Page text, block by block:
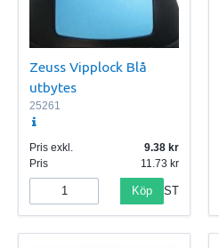
Zeuss Vipplock Blå
utbytes
25261
Pris exkl.
9.38
Pris
11.73
Köp ST